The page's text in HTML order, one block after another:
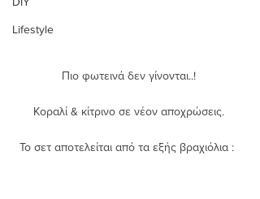
Lifestyle
Πιο φωτεινά δεν γίνονται..!
Κοραλί & κίτρινο σε νέον αποχρώσεις.
Το σετ αποτελείται από τα εξής βραχιόλια :